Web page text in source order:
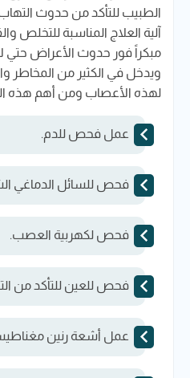
الطبيب للتأكد من حدوث
آلية العلاج المناسبة للتخلص
مبكراً فور حدوث الأعراض حتي
ويدخل في الكثير من المخاطر
لهذه الأعصاب ومن أهم هذه
عمل فحص للدم.
فحص للسائل الدماغي
فحص لكهربية العصب.
فحص للعين للتأكد من
عمل أشعة رنين